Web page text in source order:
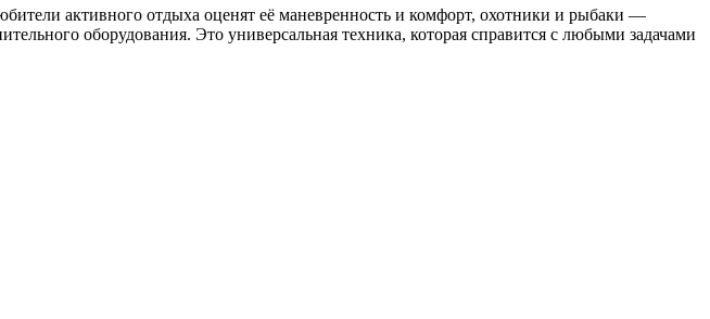
активного отдыха оценят её маневренность и комфорт, охотники и рыбаки —
оборудования. Это универсальная техника, которая справится с любыми задачами